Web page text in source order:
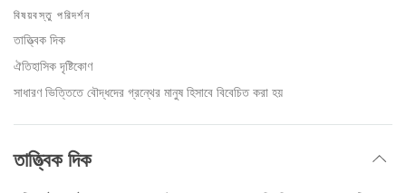
বিষয়বস্তু পরিদর্শন
তাত্ত্বিক দিক
ঐতিহাসিক দৃষ্টিকোণ
সাধারণ ভিত্তিতে বৌদ্ধদের গ্রন্থের মানুষ হিসাবে বিবেচিত করা হয়
তাত্ত্বিক দিক